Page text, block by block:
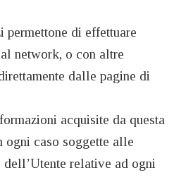
permettone di effettuare
network, o con altre
dalle pagine di
acquisite da questa
ogni caso soggette alle
relative ad ogni